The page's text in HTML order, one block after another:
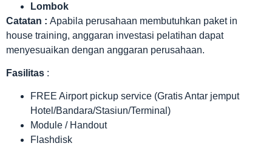
Lombok
Catatan : Apabila perusahaan membutuhkan paket in
house training, anggaran investasi pelatihan dapat
menyesuaikan dengan anggaran perusahaan.
Fasilitas :
FREE Airport pickup service (Gratis Antar jemput
Hotel/Bandara/Stasiun/Terminal)
Module / Handout
Flashdisk